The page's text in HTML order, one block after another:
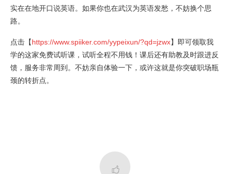
实在在地开口说英语。如果你也在武汉为英语发愁，不妨换个思
路。
点击【https://www.spiiker.com/yypeixun/?qd=jzwx】即可领取我
学的这家免费试听课，试听全程不用钱！课后还有助教及时跟进反
馈，服务非常周到。不妨亲自体验一下，或许这就是你突破职场瓶
颈的转折点。
